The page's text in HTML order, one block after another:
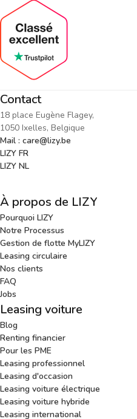
Contact
18 place Eugène Flagey,
1050 Ixelles, Belgique
Mail : care@lizy.be
LIZY FR
LIZY NL
À propos de LIZY
Pourquoi LIZY
Notre Processus
Gestion de flotte MyLIZY
Leasing circulaire
Nos clients
FAQ
Jobs
Leasing voiture
Blog
Renting financier
Pour les PME
Leasing professionnel
Leasing d'occasion
Leasing voiture électrique
Leasing voiture hybride
Leasing international